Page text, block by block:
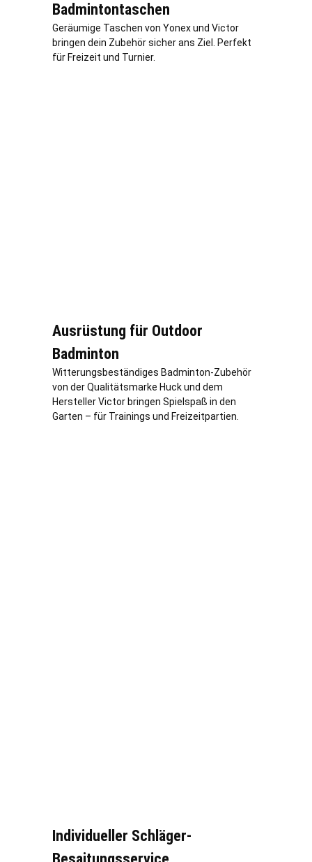
Badmintontaschen
Geräumige Taschen von Yonex und Victor
bringen dein Zubehör sicher ans Ziel. Perfekt
für Freizeit und Turnier.
Ausrüstung für Outdoor
Badminton
Witterungsbeständiges Badminton-Zubehör
von der Qualitätsmarke Huck und dem
Hersteller Victor bringen Spielspaß in den
Garten – für Trainings und Freizeitpartien.
Individueller Schläger-